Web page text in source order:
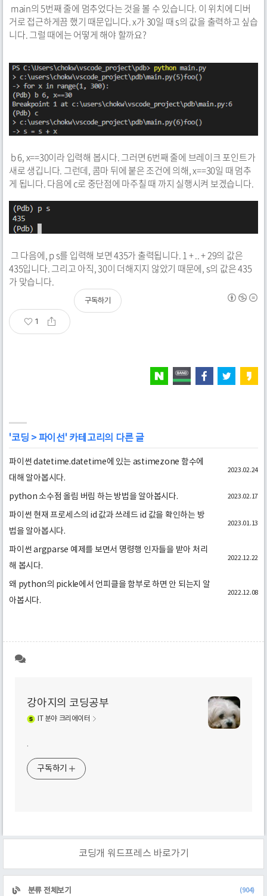
main의 5번째 줄에 멈추었다는 것을 볼 수 있습니다. 이 위치에 디버
거로 접근하게끔 했기 때문입니다. x가 30일 때 s의 값을 출력하고 싶습
니다. 그럴 때에는 어떻게 해야 할까요?
b 6, x==30이라 입력해 봅시다. 그러면 6번째 줄에 브레이크 포인트가
새로 생깁니다. 그런데, 콤마 뒤에 붙은 조건에 의해, x==30일 때 멈추
게 됩니다. 다음에 c로 중단점에 마주칠 때 까지 실행시켜 보겠습니다.
그 다음에, p s를 입력해 보면 435가 출력됩니다. 1 + .. + 29의 값은
435입니다. 그리고 아직, 30이 더해지지 않았기 때문에, s의 값은 435
가 맞습니다.
1
구독하기
'코딩 >파이선' 카테고리의 다른 글
파이썬 datetime.datetime에 있는 astimezone 함수에
대해 알아봅시다.
2023.02.24
python 소수점 올림 버림 하는 방법을 알아봅시다. 2023.02.17
파이썬 현재 프로세스의 id 값과 쓰레드 id 값을 확인하는 방
법을 알아봅시다.
2023.01.13
파이썬 argparse 예제를 보면서 명령행 인자들을 받아 처리
해 봅시다.
2022.12.22
왜 python의 pickle에서 언피클을 함부로 하면 안 되는지 알
아봅시다.
2022.12.08
강아지의 코딩공부
IT분야 크리에이터
.
구독하기
코딩개 워드프레스 바로가기
CATEGORY
분류 전체보기 (904)